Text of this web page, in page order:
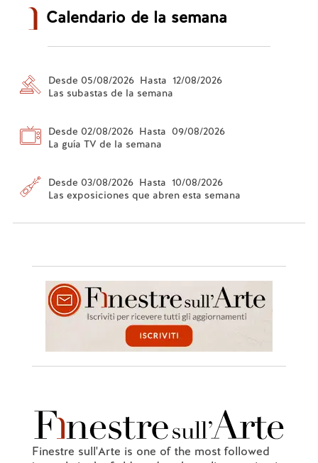
Calendario de la semana
Desde 05/08/2026 Hasta 12/08/2026
Las subastas de la semana
Desde 02/08/2026 Hasta 09/08/2026
La guía TV de la semana
Desde 03/08/2026 Hasta 10/08/2026
Las exposiciones que abren esta semana
Finestre sull'Arte is one of the most followed